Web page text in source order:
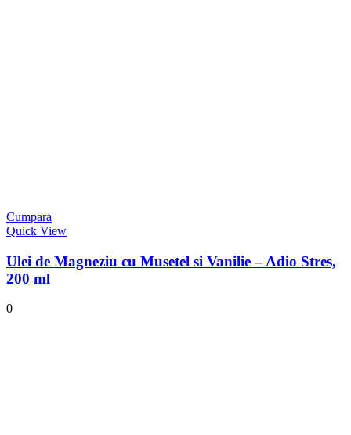
Cumpara
Quick View
Ulei de Magneziu cu Musetel si Vanilie – Adio Stres,
200 ml
0